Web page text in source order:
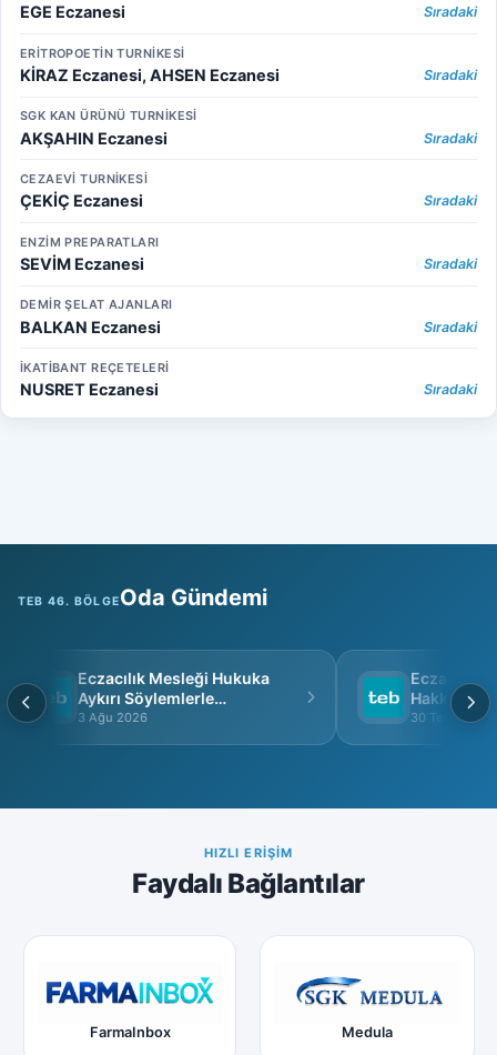
EGE Eczanesi Sıradaki
ERİTROPOETİN TURNİKESİ
KİRAZ Eczanesi, AHSEN Eczanesi Sıradaki
SGK KAN ÜRÜNÜ TURNİKESİ
AKŞAHIN Eczanesi Sıradaki
CEZAEVİ TURNİKESİ
ÇEKİÇ Eczanesi Sıradaki
ENZİM PREPARATLARI
SEVİM Eczanesi Sıradaki
DEMİR ŞELAT AJANLARI
BALKAN Eczanesi Sıradaki
İKATİBANT REÇETELERİ
NUSRET Eczanesi Sıradaki
TEB 46. BÖLGEOda Gündemi
Eczacılık Mesleği Hukuka
Aykırı Söylemlerle
İtibarsızlaştırılamaz
3 Ağu 2026
Eczacı
Hakkında
30 Tem 2026
HIZLI ERIŞIM
Faydalı Bağlantılar
FarmaInbox Medula